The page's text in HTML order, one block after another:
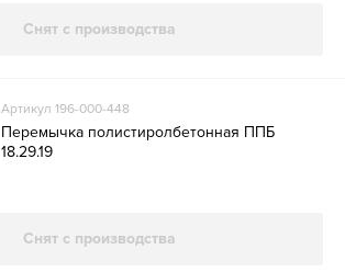
Снят с производства
Артикул 196-000-448
Перемычка полистиролбетонная ППБ
18.29.19
Снят с производства